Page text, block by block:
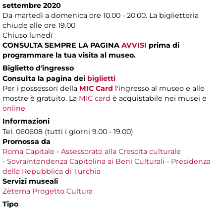
settembre 2020
Da martedì a domenica ore 10.00 - 20.00. La biglietteria
chiude alle ore 19.00
Chiuso lunedì
CONSULTA SEMPRE LA PAGINA AVVISI prima di
programmare la tua visita al museo.
Biglietto d'ingresso
Consulta la pagina dei biglietti
Per i possessori della MIC Card l'ingresso al museo e alle
mostre è gratuito. La MIC card è acquistabile nei musei e
online
Informazioni
Tel. 060608 (tutti i giorni 9.00 - 19.00)
Promossa da
Roma Capitale - Assessorato alla Crescita culturale
- Sovraintendenza Capitolina ai Beni Culturali - Presidenza
della Repubblica di Turchia
Servizi museali
Zètema Progetto Cultura
Tipo